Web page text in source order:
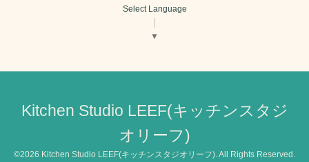
Select Language
▼
Kitchen Studio LEEF(キッチンスタジ
オリーフ)
©2026 Kitchen Studio LEEF(キッチンスタジオリーフ) . All Rights Reserved.